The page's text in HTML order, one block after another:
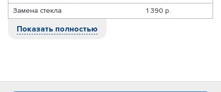
Замена стекла
1 390 р.
Показать полностью